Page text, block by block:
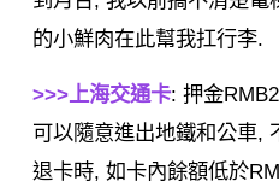
的小鮮肉在此幫我扛行李.
>>>上海交通卡: 押金
可以隨意進出地鐵和公車,
退卡時, 如卡內餘額低於